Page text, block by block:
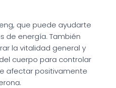
que puede ayudarte
de energía. También
la vitalidad general y
cuerpo para controlar
afectar positivamente